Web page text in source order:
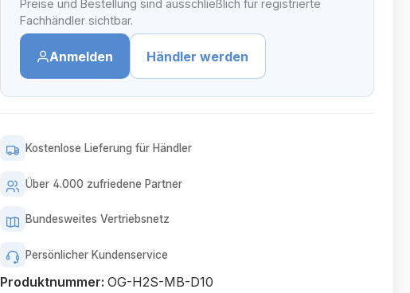
Preise und Bestellung sind ausschließlich für registrierte
Fachhändler sichtbar.
Anmelden Händler werden
Kostenlose Lieferung für Händler
Über 4.000 zufriedene Partner
Bundesweites Vertriebsnetz
Persönlicher Kundenservice
Produktnummer: OG-H2S-MB-D10